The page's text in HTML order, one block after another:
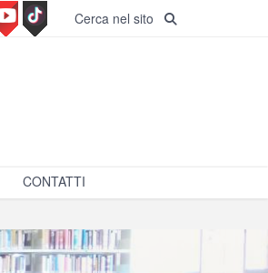
Cerca nel sito
CONTATTI